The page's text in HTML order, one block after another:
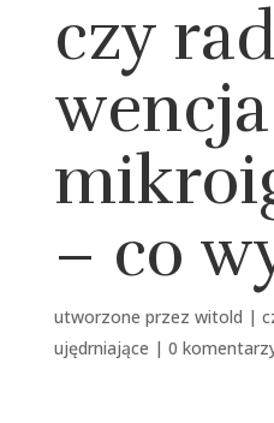
czy
wencja
– co
utworzone przez witold |
ujędrniające | 0